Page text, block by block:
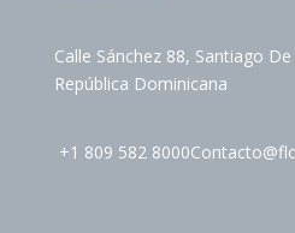
Calle Sánchez 88, Santiago
República Dominicana
+1 809 582 8000